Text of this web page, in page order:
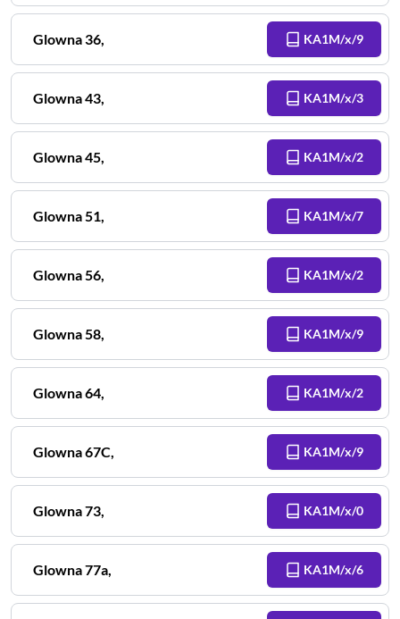
Glowna36, KA1M/x/9
Glowna43, KA1M/x/3
Glowna45, KA1M/x/2
Glowna51, KA1M/x/7
Glowna56, KA1M/x/2
Glowna58, KA1M/x/9
Glowna64, KA1M/x/2
Glowna67C, KA1M/x/9
Glowna73, KA1M/x/0
Glowna77a, KA1M/x/6